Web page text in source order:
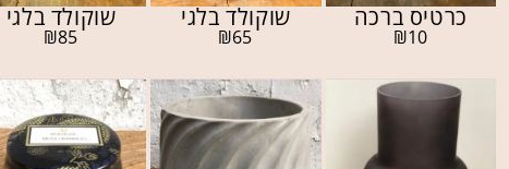
כרטיס ברכה
₪10
שוקולד בלגי
₪65
שוקולד בלגי
₪85